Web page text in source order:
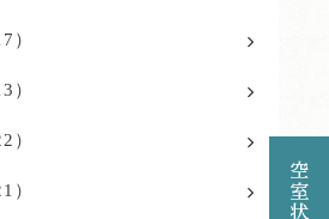
）
）
）
）